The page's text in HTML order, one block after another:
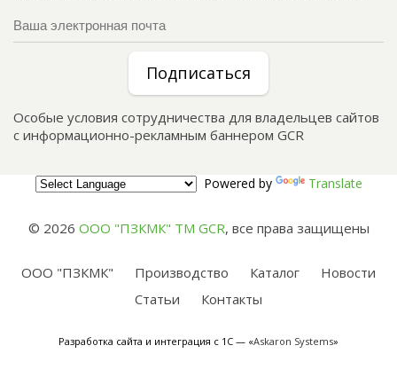
Подписаться
Особые условия сотрудничества для владельцев сайтов
с информационно-рекламным баннером GCR
Powered by Translate
© 2026 ООО "ПЗКМК" TM GCR, все права защищены
ООО "ПЗКМК" Производство Каталог
Новости
Статьи
Контакты
Разработка сайта и интеграция с 1С — «Askaron Systems»